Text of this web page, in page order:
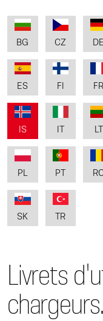
BG CZ DE
ES FI FR
IS LT
PL PT
SK TR
Livrets
chargeurs.